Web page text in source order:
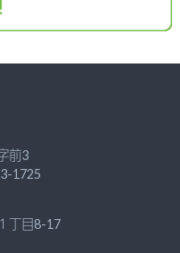
前3
1725
丁目8-17